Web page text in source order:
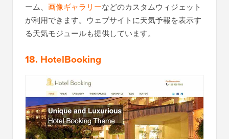
ーム、 画像ギャラリーなどのカスタムウィジェット
が利用できます。ウェブサイトに天気予報を表示す
る天気モジュールも提供しています。
18. HotelBooking